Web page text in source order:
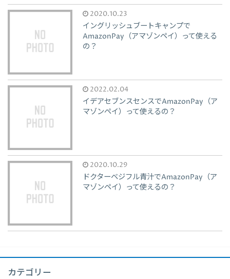
2020.10.23
イングリッシュブートキャンプで
AmazonPay（アマゾンペイ）って使える
の？
2022.02.04
イデアセブンスセンスでAmazonPay（ア
マゾンペイ）って使えるの？
2020.10.29
ドクターベジフル青汁でAmazonPay（ア
マゾンペイ）って使えるの？
カテゴリー